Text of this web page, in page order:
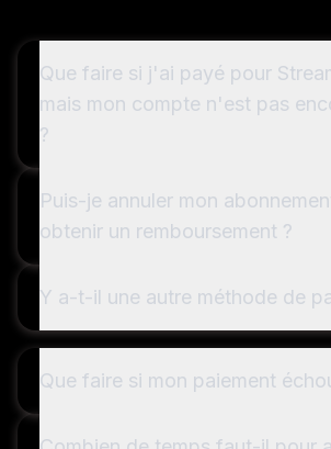
Que faire si j'ai payé pour
mais mon compte n'est pas
?
Puis-je annuler mon
obtenir un remboursement ?
Y a-t-il une autre méthode de
Que faire si mon paiement